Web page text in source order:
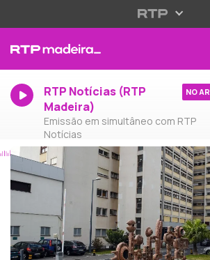
RTP Notícias (RTP
Madeira)
Emissão em simultâneo com RTP
Notícias
NO AR